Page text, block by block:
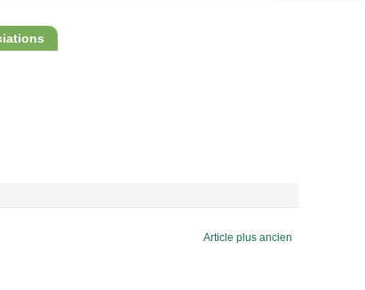
Article plus ancien